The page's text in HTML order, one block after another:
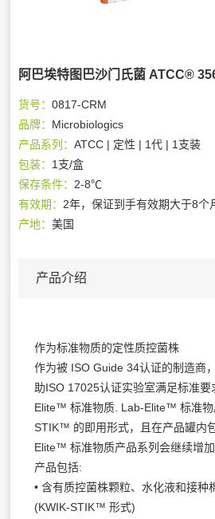
阿巴埃特图巴沙门氏菌 ATCC®
货号：0817-CRM
品牌： Microbiologics
产品系列：ATCC | 定性 | 1代 | 1支装
包装： 1支/盒
保存条件： 2-8℃
有效期： 2年，保证到手有效期大于8个
产地：美国
产品介绍
作为标准物质的定性质控菌株
作为被 ISO Guide 34认证的制造商
助ISO 17025认证实验室满足标准
Elite™ 标准物质. Lab-Elite™ 标准物
STIK™ 的即用形式，且在产品罐内
Elite™ 标准物质产品系列会继续增加
产品包括:
• 含有质控菌株颗粒、水化液和接种
(KWIK-STIK™ 形式)